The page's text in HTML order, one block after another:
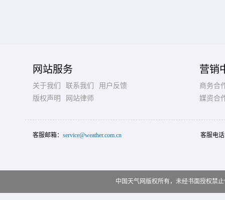
网站服务
关于我们 联系我们
用户反馈
版权声明
网站律师
营销
商务合
媒资合
客服邮箱： service@weather.com.cn 客服电
中国天气网版权所有，未经书面授权